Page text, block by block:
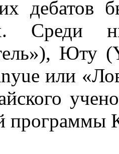
дебатов
Среди
Юту
или
программы